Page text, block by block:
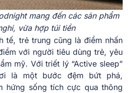
mang đến các sản phẩm
vừa hợp túi tiền
tế, trẻ trung cũng là điểm nhấn
với người tiêu dùng trẻ, yêu
mỹ. Với triết lý “Active sleep”
là một bước đệm bứt phá,
hứng sống tích cực qua thông